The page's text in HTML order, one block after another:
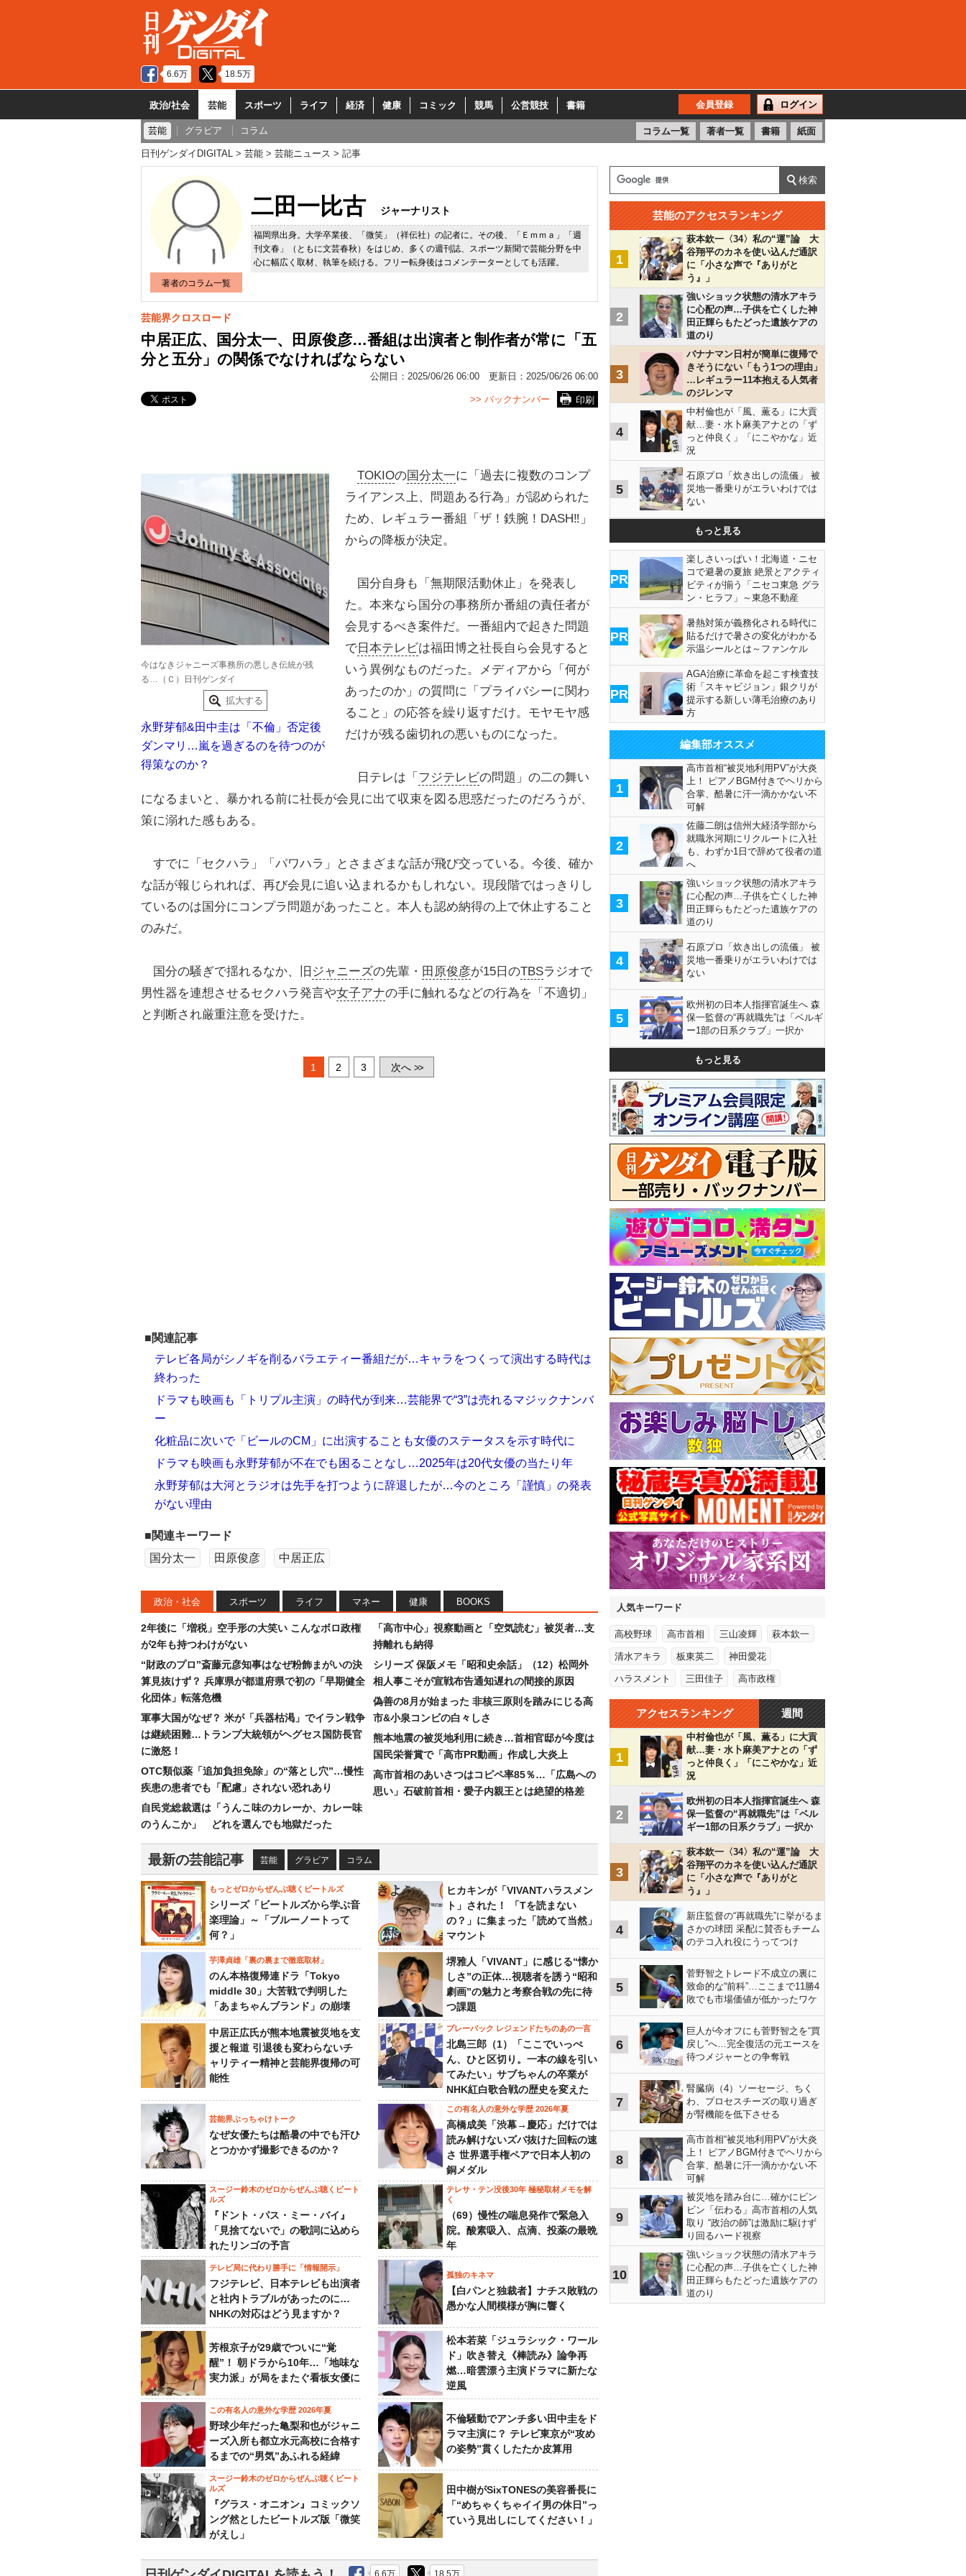
6.6万 18.5万
政治/社会 芸能 スポーツ ライフ 経済 健康 コミック 競馬 公営競技 書籍 会員登録 ログイン
芸能 グラビア コラム コラム一覧 著者一覧 書籍 紙面
日刊ゲンダイDIGITAL 芸能 芸能ニュース 記事
著者のコラム一覧
二田一比古 ジャーナリスト
福岡県出身。大学卒業後、「微笑」（祥伝社）の記者に。その後、「Ｅｍｍａ」「週
刊文春」（ともに文芸春秋）をはじめ、多くの週刊誌、スポーツ新聞で芸能分野を中
心に幅広く取材、執筆を続ける。フリー転身後はコメンテーターとしても活躍。
芸能界クロスロード
中居正広、国分太一、田原俊彦…番組は出演者と制作者が常に「五
分と五分」の関係でなければならない
公開日： 2025/06/26 06:00 更新日： 2025/06/26 06:00
印刷
>> バックナンバー
今はなきジャニーズ事務所の悪しき伝統が残
る…（Ｃ）日刊ゲンダイ
拡大する
永野芽郁&田中圭は「不倫」否定後
ダンマリ…嵐を過ぎるのを待つのが
得策なのか？
TOKIOの国分太一に「過去に複数のコンプ
ライアンス上、問題ある行為」が認められた
ため、レギュラー番組「ザ！鉄腕！DASH‼」
からの降板が決定。
国分自身も「無期限活動休止」を発表し
た。本来なら国分の事務所か番組の責任者が
会見するべき案件だ。一番組内で起きた問題
で 日本テレビは福田博之社長自ら会見すると
いう異例なものだった。メディアから「何が
あったのか」の質問に「プライバシーに関わ
ること」の応答を繰り返すだけ。モヤモヤ感
だけが残る歯切れの悪いものになった。
日テレは「 フジテレビの問題」の二の舞い
になるまいと、暴かれる前に社長が会見に出て収束を図る思惑だったのだろうが、
策に溺れた感もある。
すでに「セクハラ」「パワハラ」とさまざまな話が飛び交っている。今後、確か
な話が報じられれば、再び会見に追い込まれるかもしれない。現段階ではっきりし
ているのは国分にコンプラ問題があったこと。本人も認め納得の上で休止すること
のみだ。
国分の騒ぎで揺れるなか、旧 ジャニーズの先輩・ 田原俊彦が15日のTBSラジオで
男性器を連想させるセクハラ発言や女子アナの手に触れるなどの行為を「不適切」
と判断され厳重注意を受けた。
1 2 3 次へ >>
■関連記事
テレビ各局がシノギを削るバラエティー番組だが…キャラをつくって演出する時代は
終わった
ドラマも映画も「トリプル主演」の時代が到来…芸能界で“3”は売れるマジックナンバ
ー
化粧品に次いで「ビールのCM」に出演することも女優のステータスを示す時代に
ドラマも映画も永野芽郁が不在でも困ることなし…2025年は20代女優の当たり年
永野芽郁は大河とラジオは先手を打つように辞退したが…今のところ「謹慎」の発表
がない理由
■関連キーワード
国分太一
田原俊彦 中居正広
政治・社会 スポーツ ライフ マネー 健康 BOOKS
2年後に「増税」空手形の大笑い こんなボロ政権
が2年も持つわけがない
“財政のプロ”斎藤元彦知事はなぜ粉飾まがいの決
算見抜けず？ 兵庫県が都道府県で初の「早期健全
化団体」転落危機
軍事大国がなぜ？ 米が「兵器枯渇」でイラン戦争
は継続困難…トランプ大統領がヘグセス国防長官
に激怒！
OTC類似薬「追加負担免除」の“落とし穴”…慢性
疾患の患者でも「配慮」されない恐れあり
自民党総裁選は「うんこ味のカレーか、カレー味
のうんこか」 どれを選んでも地獄だった
「高市中心」視察動画と「空気読む」被災者…支
持離れも納得
シリーズ 保阪メモ「昭和史余話」（12）松岡外
相人事こそが宣戦布告通知遅れの間接的原因
偽善の8月が始まった 非核三原則を踏みにじる高
市&小泉コンビの白々しさ
熊本地震の被災地利用に続き…首相官邸が今度は
国民栄誉賞で「高市PR動画」作成し大炎上
高市首相のあいさつはコピペ率85％…「広島への
思い」石破前首相・愛子内親王とは絶望的格差
最新の芸能記事 芸能 グラビア コラム
もっとゼロからぜんぶ聴くビートルズ
シリーズ「ビートルズから学ぶ音
楽理論」～「ブルーノートって
何？」
ヒカキンが「VIVANTハラスメン
ト」された！ 「Tを読まない
の？」に集まった「読めて当然」
マウント
芋澤貞雄「裏の裏まで徹底取材」
のん本格復帰連ドラ「Tokyo
middle 30」大苦戦で判明した
「あまちゃんブランド」の崩壊
堺雅人「VIVANT」に感じる“懐か
しさ”の正体…視聴者を誘う“昭和
劇画”の魅力と考察合戦の先に待
つ課題
中居正広氏が熊本地震被災地を支
援と報道 引退後も変わらないチ
ャリティー精神と芸能界復帰の可
能性
プレーバック レジェンドたちのあの一言
北島三郎（1）「ここでいっぺ
ん、ひと区切り。一本の線を引い
てみたい」サブちゃんの卒業が
NHK紅白歌合戦の歴史を変えた
芸能界ぶっちゃけトーク
なぜ女優たちは酷暑の中でも汗ひ
とつかかず撮影できるのか？
この有名人の意外な学歴 2026年夏
高橋成美「渋幕→慶応」だけでは
読み解けないズバ抜けた回転の速
さ 世界選手権ペアで日本人初の
銅メダル
スージー鈴木のゼロからぜんぶ聴くビート
ルズ
『ドント・パス・ミー・バイ』
「見捨てないで」の歌詞に込めら
れたリンゴの予言
テレサ・テン没後30年 極秘取材メモを解
く
（69）慢性の喘息発作で緊急入
院。酸素吸入、点滴、投薬の最晩
年
テレビ局に代わり勝手に「情報開示」
フジテレビ、日本テレビも出演者
と社内トラブルがあったのに…
NHKの対応はどう見ますか？
孤独のキネマ
【白パンと独裁者】ナチス敗戦の
愚かな人間模様が胸に響く
芳根京子が29歳でついに“覚
醒”！ 朝ドラから10年…「地味な
実力派」が局をまたぐ看板女優に
松本若菜「ジュラシック・ワール
ド」吹き替え《棒読み》論争再
燃…暗雲漂う主演ドラマに新たな
逆風
この有名人の意外な学歴 2026年夏
野球少年だった亀梨和也がジャニ
ーズ入所も都立水元高校に合格す
るまでの“男気”あふれる経緯
不倫騒動でアンチ多い田中圭をド
ラマ主演に？ テレビ東京が“攻め
の姿勢”貫くしたたか皮算用
スージー鈴木のゼロからぜんぶ聴くビート
ルズ
『グラス・オニオン』コミックソ
ング然としたビートルズ版「微笑
がえし」
田中樹がSixTONESの美容番長に
「“めちゃくちゃイイ男の休日”っ
ていう見出しにしてください！」
芸能のアクセスランキング
1
萩本欽一〈34〉私の“運”論 大
谷翔平のカネを使い込んだ通訳
に「小さな声で『ありがと
う』」
2
強いショック状態の清水アキラ
に心配の声…子供を亡くした神
田正輝らもたどった遺族ケアの
道のり
3
バナナマン日村が簡単に復帰で
きそうにない「もう1つの理由」
…レギュラー11本抱える人気者
のジレンマ
4
中村倫也が「風、薫る」に大貢
献…妻・水卜麻美アナとの「ず
っと仲良く」「にこやかな」近
況
5
石原プロ「炊き出しの流儀」 被
災地一番乗りがエラいわけでは
ない
もっと見る
PR
楽しさいっぱい！北海道・ニセ
コで避暑の夏旅 絶景とアクティ
ビティが揃う「ニセコ東急 グラ
ン・ヒラフ」～東急不動産
PR
暑熱対策が義務化される時代に
貼るだけで暑さの変化がわかる
示温シールとは～ファンケル
PR
AGA治療に革命を起こす検査技
術「スキャビジョン」銀クリが
提示する新しい薄毛治療のあり
方
編集部オススメ
1
高市首相“被災地利用PV”が大炎
上！ ピアノBGM付きでヘリから
合掌、酷暑に汗一滴かかない不
可解
2
佐藤二朗は信州大経済学部から
就職氷河期にリクルートに入社
も、わずか1日で辞めて役者の道
へ
3
強いショック状態の清水アキラ
に心配の声…子供を亡くした神
田正輝らもたどった遺族ケアの
道のり
4
石原プロ「炊き出しの流儀」 被
災地一番乗りがエラいわけでは
ない
5
欧州初の日本人指揮官誕生へ 森
保一監督の“再就職先”は「ベルギ
ー1部の日系クラブ」一択か
もっと見る
人気キーワード
高校野球 高市首相 三山凌輝 萩本欽一
清水アキラ 板東英二 神田愛花
ハラスメント 三田佳子 高市政権
アクセスランキング 週間
1
中村倫也が「風、薫る」に大貢
献…妻・水卜麻美アナとの「ず
っと仲良く」「にこやかな」近
況
2
欧州初の日本人指揮官誕生へ 森
保一監督の“再就職先”は「ベル
ギー1部の日系クラブ」一択か
3
萩本欽一〈34〉私の“運”論 大
谷翔平のカネを使い込んだ通訳
に「小さな声で『ありがと
う』」
4
新庄監督の“再就職先”に挙がるま
さかの球団 采配に賛否もチーム
のテコ入れ役にうってつけ
5
菅野智之トレード不成立の裏に
致命的な“前科”…ここまで11勝4
敗でも市場価値が低かったワケ
6
巨人が今オフにも菅野智之を“買
戻し”へ…完全復活の元エースを
待つメジャーとの争奪戦
7
腎臓病（4）ソーセージ、ちく
わ、プロセスチーズの取り過ぎ
が腎機能を低下させる
8
高市首相“被災地利用PV”が大炎
上！ ピアノBGM付きでヘリから
合掌、酷暑に汗一滴かかない不
可解
9
被災地を踏み台に…確かにビン
ビン「伝わる」高市首相の人気
取り “政治の師”は激励に駆けず
り回るハード視察
10
強いショック状態の清水アキラ
に心配の声…子供を亡くした神
田正輝らもたどった遺族ケアの
道のり